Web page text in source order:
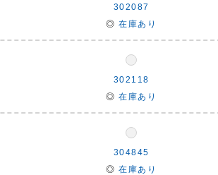
302087
◎ 在庫あり
302118
◎ 在庫あり
304845
◎ 在庫あり